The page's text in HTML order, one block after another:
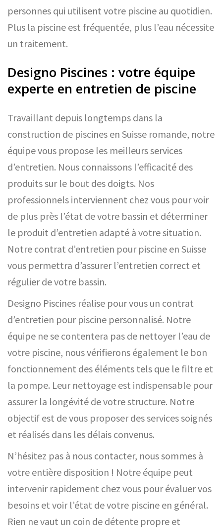
personnes qui utilisent votre piscine au quotidien.
Plus la piscine est fréquentée, plus l’eau nécessite
un traitement.
Designo Piscines : votre équipe
experte en entretien de piscine
Travaillant depuis longtemps dans la
construction de piscines en Suisse romande, notre
équipe vous propose les meilleurs services
d’entretien. Nous connaissons l’efficacité des
produits sur le bout des doigts. Nos
professionnels interviennent chez vous pour voir
de plus près l’état de votre bassin et déterminer
le produit d’entretien adapté à votre situation.
Notre contrat d’entretien pour piscine en Suisse
vous permettra d’assurer l’entretien correct et
régulier de votre bassin.
Designo Piscines réalise pour vous un contrat
d’entretien pour piscine personnalisé. Notre
équipe ne se contentera pas de nettoyer l’eau de
votre piscine, nous vérifierons également le bon
fonctionnement des éléments tels que le filtre et
la pompe. Leur nettoyage est indispensable pour
assurer la longévité de votre structure. Notre
objectif est de vous proposer des services soignés
et réalisés dans les délais convenus.
N’hésitez pas à nous contacter, nous sommes à
votre entière disposition ! Notre équipe peut
intervenir rapidement chez vous pour évaluer vos
besoins et voir l’état de votre piscine en général.
Rien ne vaut un coin de détente propre et